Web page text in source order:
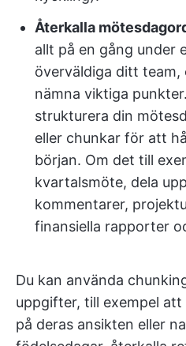
Återkalla
allt på en gång under
överväldiga ditt team,
nämna viktiga
strukturera din
eller chunkar för att
början. Om det till
kvartalsmöte, dela
kommentarer,
finansiella rapporter
Du kan använda
uppgifter, till exempel
på deras ansikten eller